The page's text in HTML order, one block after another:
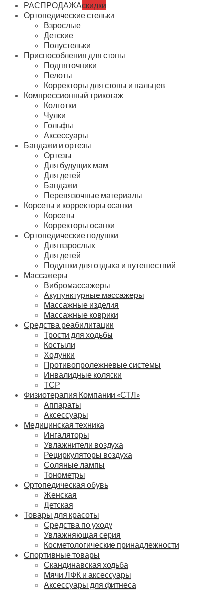
РАСПРОДАЖАскидки
Ортопедические стельки
Взрослые
Детские
Полустельки
Приспособления для стопы
Подпяточники
Пелоты
Корректоры для стопы и пальцев
Компрессионный трикотаж
Колготки
Чулки
Гольфы
Аксессуары
Бандажи и ортезы
Ортезы
Для будущих мам
Для детей
Бандажи
Перевязочные материалы
Корсеты и корректоры осанки
Корсеты
Корректоры осанки
Ортопедические подушки
Для взрослых
Для детей
Подушки для отдыха и путешествий
Массажеры
Вибромассажеры
Акупунктурные массажеры
Массажные изделия
Массажные коврики
Средства реабилитации
Трости для ходьбы
Костыли
Ходунки
Противопролежневые системы
Инвалидные коляски
ТСР
Физиотерапия Компании «СТЛ»
Аппараты
Аксессуары
Медицинская техника
Ингаляторы
Увлажнители воздуха
Рециркуляторы воздуха
Соляные лампы
Тонометры
Ортопедическая обувь
Женская
Детская
Товары для красоты
Средства по уходу
Увлажняющая серия
Косметологические принадлежности
Спортивные товары
Скандинавская ходьба
Мячи ЛФК и аксессуары
Аксессуары для фитнеса